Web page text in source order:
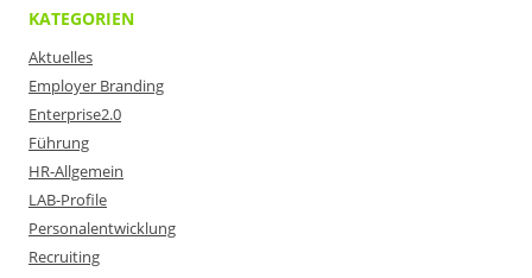
KATEGORIEN
Aktuelles
Employer Branding
Enterprise2.0
Führung
HR-Allgemein
LAB-Profile
Personalentwicklung
Recruiting